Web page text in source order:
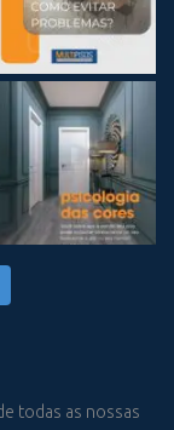
todas as nossas